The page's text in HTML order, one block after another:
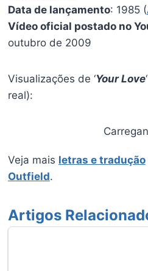
Data de lançamento: 1985 (
Vídeo oficial postado no
outubro de 2009
Visualizações de ‘Your Love
real):
Veja mais letras e tradução
Outfield.
Artigos